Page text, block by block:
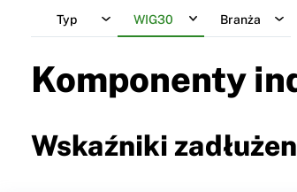
Typ WIG30 Branża
Komponenty
Wskaźniki